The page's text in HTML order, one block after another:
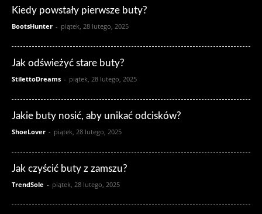
Kiedy powstały pierwsze buty?
BootsHunter - piątek, 28 lutego, 2025
Jak odświeżyć stare buty?
StilettoDreams - piątek, 28 lutego, 2025
Jakie buty nosić, aby unikać odcisków?
ShoeLover - piątek, 28 lutego, 2025
Jak czyścić buty z zamszu?
TrendSole - piątek, 28 lutego, 2025